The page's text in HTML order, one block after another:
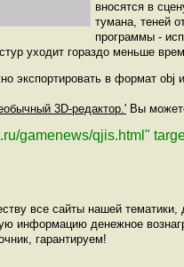
вносятся в
тумана, теней
программы -
уходит гораздо меньше
экспортировать в формат obj
3D-редактор.' Вы
gamenews/qjis.html"
все сайты нашей
информацию денежное
гарантируем!